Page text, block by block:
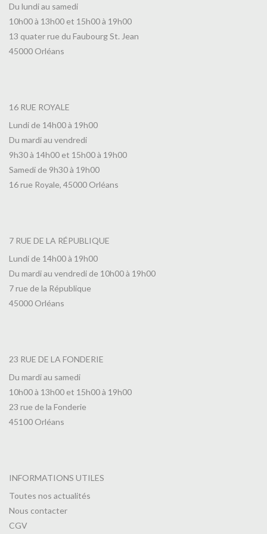
Du lundi au samedi
10h00 à 13h00 et 15h00 à 19h00
13 quater rue du Faubourg St. Jean
45000 Orléans
16 RUE ROYALE
Lundi de 14h00 à 19h00
Du mardi au vendredi
9h30 à 14h00 et 15h00 à 19h00
Samedi de 9h30 à 19h00
16 rue Royale, 45000 Orléans
7 RUE DE LA RÉPUBLIQUE
Lundi de 14h00 à 19h00
Du mardi au vendredi de 10h00 à 19h00
7 rue de la République
45000 Orléans
23 RUE DE LA FONDERIE
Du mardi au samedi
10h00 à 13h00 et 15h00 à 19h00
23 rue de la Fonderie
45100 Orléans
INFORMATIONS UTILES
Toutes nos actualités
Nous contacter
CGV